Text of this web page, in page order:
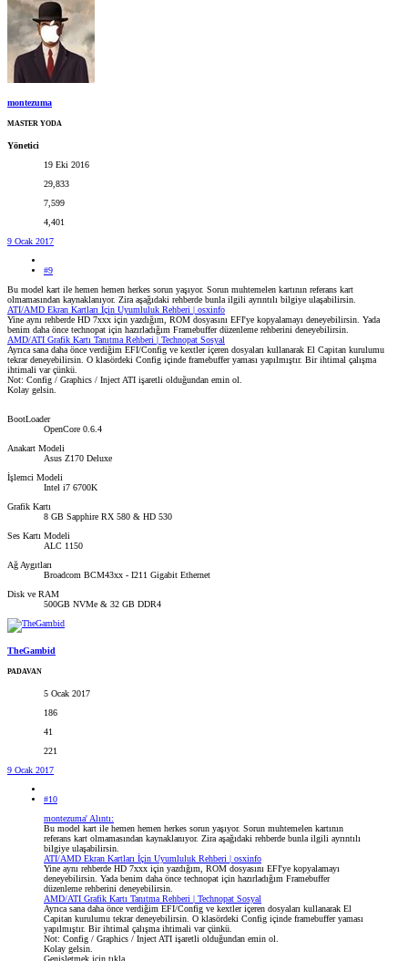
montezuma
MASTER YODA
Yönetici
19 Eki 2016
29,833
7,599
4,401
9 Ocak 2017
#9
Bu model kart ile hemen hemen herkes sorun yaşıyor. Sorun muhtemelen kartının referans kart
olmamasından kaynaklanıyor. Zira aşağıdaki rehberde bunla ilgili ayrıntılı bilgiye ulaşabilirsin.
ATI/AMD Ekran Kartları İçin Uyumluluk Rehberi | osxinfo
Yine aynı rehberde HD 7xxx için yazdığım, ROM dosyasını EFI'ye kopyalamayı deneyebilirsin. Yada
benim daha önce technopat için hazırladığım Framebuffer düzenleme rehberini deneyebilirsin.
AMD/ATI Grafik Kartı Tanıtma Rehberi | Technopat Sosyal
Ayrıca sana daha önce verdiğim EFI/Config ve kextler içeren dosyaları kullanarak El Capitan kurulumu
tekrar deneyebilirsin. O klasördeki Config içinde framebuffer yaması yapılmıştır. Bir ihtimal çalışma
ihtimali var çünkü.
Not: Config / Graphics / Inject ATI işaretli olduğundan emin ol.
Kolay gelsin.
BootLoader
OpenCore 0.6.4
Anakart Modeli
Asus Z170 Deluxe
İşlemci Modeli
Intel i7 6700K
Grafik Kartı
8 GB Sapphire RX 580 & HD 530
Ses Kartı Modeli
ALC 1150
Ağ Aygıtları
Broadcom BCM43xx - I211 Gigabit Ethernet
Disk ve RAM
500GB NVMe & 32 GB DDR4
TheGambid
PADAVAN
5 Ocak 2017
186
41
221
9 Ocak 2017
#10
montezuma' Alıntı:
Bu model kart ile hemen hemen herkes sorun yaşıyor. Sorun muhtemelen kartının
referans kart olmamasından kaynaklanıyor. Zira aşağıdaki rehberde bunla ilgili ayrıntılı
bilgiye ulaşabilirsin.
ATI/AMD Ekran Kartları İçin Uyumluluk Rehberi | osxinfo
Yine aynı rehberde HD 7xxx için yazdığım, ROM dosyasını EFI'ye kopyalamayı
deneyebilirsin. Yada benim daha önce technopat için hazırladığım Framebuffer
düzenleme rehberini deneyebilirsin.
AMD/ATI Grafik Kartı Tanıtma Rehberi | Technopat Sosyal
Ayrıca sana daha önce verdiğim EFI/Config ve kextler içeren dosyaları kullanarak El
Capitan kurulumu tekrar deneyebilirsin. O klasördeki Config içinde framebuffer yaması
yapılmıştır. Bir ihtimal çalışma ihtimali var çünkü.
Not: Config / Graphics / Inject ATI işaretli olduğundan emin ol.
Kolay gelsin.
Genişletmek için tıkla ...